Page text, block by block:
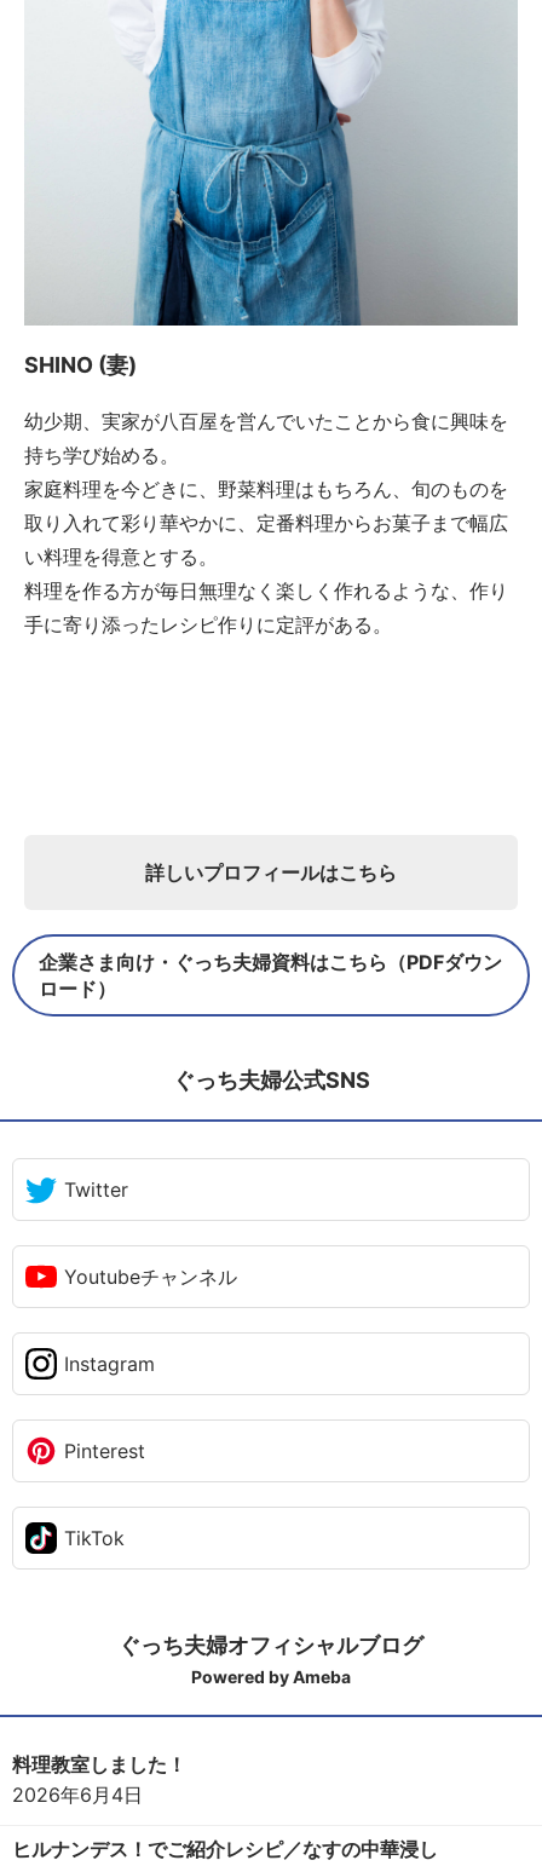
SHINO (妻)
幼少期、実家が八百屋を営んでいたことから食に興味を
持ち学び始める。
家庭料理を今どきに、野菜料理はもちろん、旬のものを
取り入れて彩り華やかに、定番料理からお菓子まで幅広
い料理を得意とする。
料理を作る方が毎日無理なく楽しく作れるような、作り
手に寄り添ったレシピ作りに定評がある。
詳しいプロフィールはこちら
企業さま向け・ぐっち夫婦資料はこちら（PDFダウン
ロード）
ぐっち夫婦公式SNS
Twitter
Youtubeチャンネル
Instagram
Pinterest
TikTok
ぐっち夫婦オフィシャルブログ
Powered by Ameba
料理教室しました！
2026年6月4日
ヒルナンデス！でご紹介レシピ／なすの中華浸し